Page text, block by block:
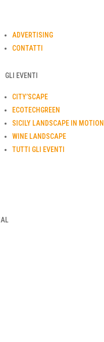
ADVERTISING
CONTATTI
GLI EVENTI
CITY’SCAPE
ECOTECHGREEN
SICILY LANDSCAPE IN MOTION
WINE LANDSCAPE
TUTTI GLI EVENTI